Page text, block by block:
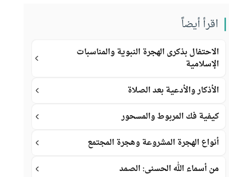
اقرأ أيضاً
الاحتفال بذكرى الهجرة النبوية والمناسبات
الإسلامية
الأذكار والأدعية بعد الصلاة
كيفية فك المربوط والمسحور
أنواع الهجرة المشروعة وهجرة المجتمع
من أسماء الله الحسنى: الصمد